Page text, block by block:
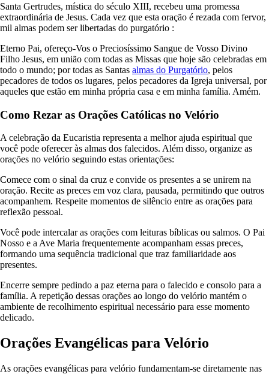
Santa Gertrudes, mística do século XIII, recebeu uma promessa
extraordinária de Jesus. Cada vez que esta oração é rezada com fervor,
mil almas podem ser libertadas do purgatório :
Eterno Pai, ofereço-Vos o Preciosíssimo Sangue de Vosso Divino
Filho Jesus, em união com todas as Missas que hoje são celebradas em
todo o mundo; por todas as Santas almas do Purgatório, pelos
pecadores de todos os lugares, pelos pecadores da Igreja universal, por
aqueles que estão em minha própria casa e em minha família. Amém.
Como Rezar as Orações Católicas no Velório
A celebração da Eucaristia representa a melhor ajuda espiritual que
você pode oferecer às almas dos falecidos. Além disso, organize as
orações no velório seguindo estas orientações:
Comece com o sinal da cruz e convide os presentes a se unirem na
oração. Recite as preces em voz clara, pausada, permitindo que outros
acompanhem. Respeite momentos de silêncio entre as orações para
reflexão pessoal.
Você pode intercalar as orações com leituras bíblicas ou salmos. O Pai
Nosso e a Ave Maria frequentemente acompanham essas preces,
formando uma sequência tradicional que traz familiaridade aos
presentes.
Encerre sempre pedindo a paz eterna para o falecido e consolo para a
família. A repetição dessas orações ao longo do velório mantém o
ambiente de recolhimento espiritual necessário para esse momento
delicado.
Orações Evangélicas para Velório
As orações evangélicas para velório fundamentam-se diretamente nas